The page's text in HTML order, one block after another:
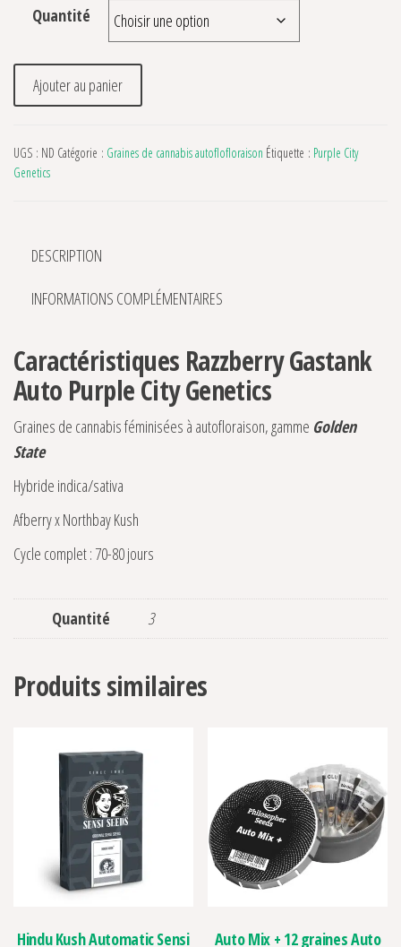
Quantité
quantité de Razzberry Gastank Auto Purple City Genetics
Ajouter au panier
UGS : ND Catégorie : Graines de cannabis autoflofloraison Étiquette : Purple City
Genetics
DESCRIPTION
INFORMATIONS COMPLÉMENTAIRES
Caractéristiques Razzberry Gastank
Auto Purple City Genetics
Graines de cannabis féminisées à autofloraison, gamme Golden
State
Hybride indica/sativa
Afberry x Northbay Kush
Cycle complet : 70-80 jours
Quantité 3
Produits similaires
Hindu Kush Automatic Sensi Auto Mix + 12 graines Auto